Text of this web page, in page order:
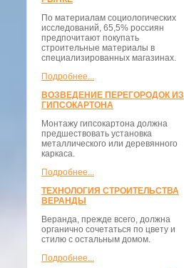
По материалам социологических
исследований, 65,5% россиян
предпочитают покупать
строительные материалы в
специализированных магазинах.
Подробнее...
ВОЗВЕДЕНИЕ ПЕРЕГОРОДОК ИЗ
ГИПСОКАРТОНА
Монтажу гипсокартона должна
предшествовать установка
металлического или деревянного
каркаса.
Подробнее...
ТЕХНОЛОГИЯ СТРОИТЕЛЬСТВА
ВЕРАНДЫ
Веранда, прежде всего, должна
органично сочетаться по цвету и
стилю с остальным домом.
Подробнее...